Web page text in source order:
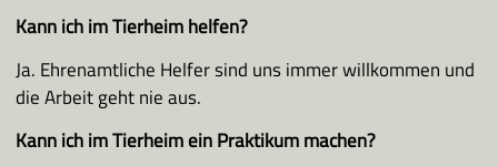
Kann ich im Tierheim helfen?
Ja. Ehrenamtliche Helfer sind uns immer willkommen und
die Arbeit geht nie aus.
Kann ich im Tierheim ein Praktikum machen?